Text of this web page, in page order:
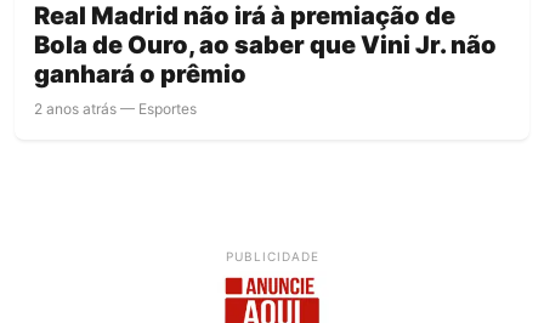
Real Madrid não irá à premiação de
Bola de Ouro, ao saber que Vini Jr. não
ganhará o prêmio
2 anos atrás — Esportes
PUBLICIDADE